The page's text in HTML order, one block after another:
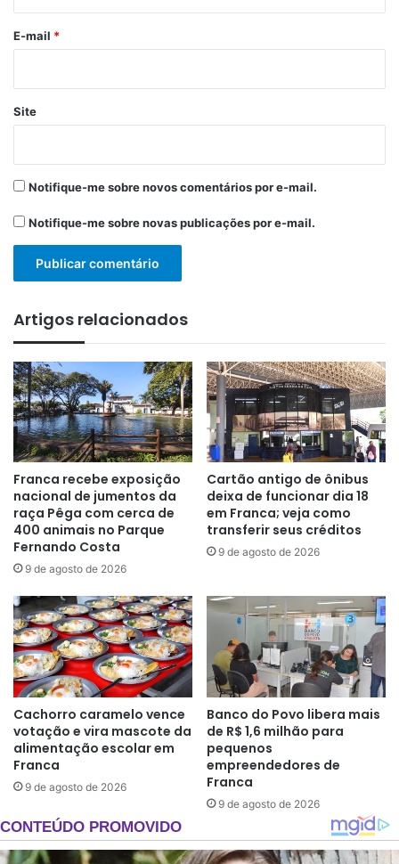
*
E-mail *
Site
Notifique-me sobre novos comentários por e-mail.
Notifique-me sobre novas publicações por e-mail.
Artigos relacionados
Franca recebe exposição
nacional de jumentos da
raça Pêga com cerca de
400 animais no Parque
Fernando Costa
9 de agosto de 2026
Cartão antigo de ônibus
deixa de funcionar dia 18
em Franca; veja como
transferir seus créditos
9 de agosto de 2026
Cachorro caramelo vence
votação e vira mascote da
alimentação escolar em
Franca
9 de agosto de 2026
Banco do Povo libera mais
de R$ 1,6 milhão para
pequenos
empreendedores de
Franca
9 de agosto de 2026